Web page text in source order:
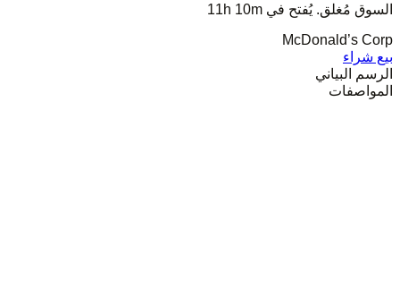
السوق مُغلق. يُفتح في 11h 10m
McDonald’s Corp
بيع شراء
الرسم البياني
المواصفات